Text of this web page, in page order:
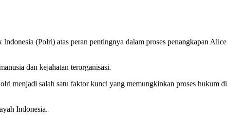
(Polri) atas peran pentingnya dalam proses penangkapan Alice
dan kejahatan terorganisasi.
menjadi salah satu faktor kunci yang memungkinkan proses hukum di
Indonesia.